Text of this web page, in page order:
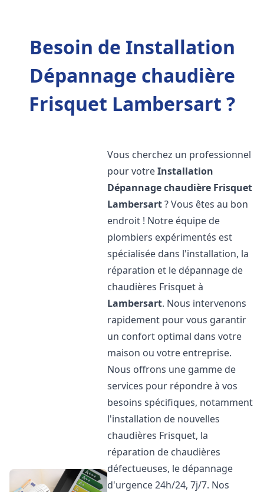
Besoin de Installation
Dépannage chaudière
Frisquet Lambersart ?
Vous cherchez un professionnel
pour votreInstallation
Dépannage chaudière Frisquet
Lambersart? Vous êtes au bon
endroit ! Notre équipe de
plombiers expérimentés est
spécialisée dans l'installation, la
réparation et le dépannage de
chaudières Frisquet à
Lambersart. Nous intervenons
rapidement pour vous garantir
un confort optimal dans votre
maison ou votre entreprise.
Nous offrons une gamme de
services pour répondre à vos
besoins spécifiques, notamment
l'installation de nouvelles
chaudières Frisquet, la
réparation de chaudières
défectueuses, le dépannage
d'urgence 24h/24, 7j/7. Nos